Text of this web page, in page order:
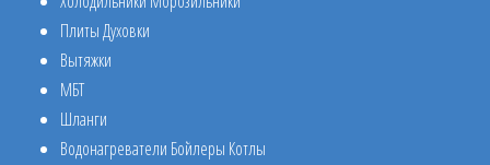
Плиты Духовки
Вытяжки
МБТ
Шланги
Водонагреватели Бойлеры Котлы